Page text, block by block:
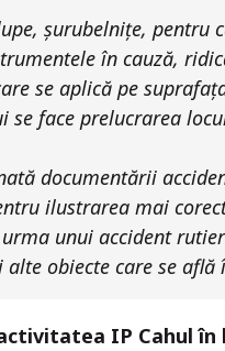
șurubelnițe, pentru
în cauză,
se aplică pe
se face prelucrarea
documentării
ilustrarea mai
unui accident
obiecte care se află
IP Cahul în